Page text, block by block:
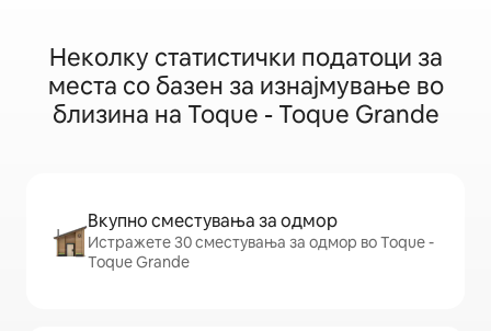
Неколку статистички податоци за
места со базен за изнајмување во
близина на Toque - Toque Grande
Вкупно сместувања за одмор
Истражете 30 сместувања за одмор во Toque -
Toque Grande